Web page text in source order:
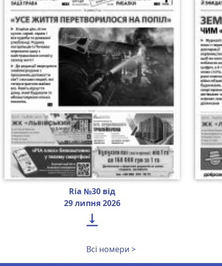
Ria №30 від
29 липня 2026

Всі номери >